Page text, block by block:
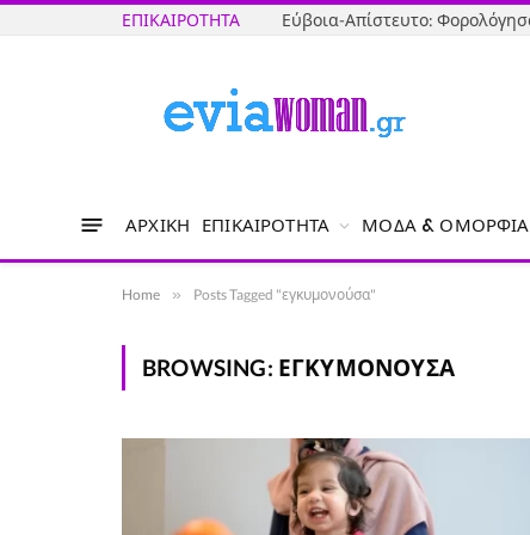
ΕΠΙΚΑΙΡΌΤΗΤΑ
ΑΡΧΙΚΉ ΕΠΙΚΑΙΡΌΤΗΤΑ ΜΌΔΑ & ΟΜΟΡΦΙΆ
Home » Posts Tagged "εγκυμονούσα"
BROWSING: ΕΓΚΥΜΟΝΟΎΣΑ